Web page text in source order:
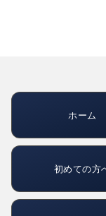
ホーム
初めての方